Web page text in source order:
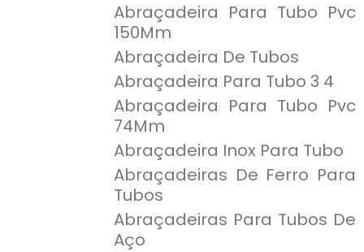
Abraçadeira Para Tubo Pvc
150Mm
Abraçadeira De Tubos
Abraçadeira Para Tubo 3 4
Abraçadeira Para Tubo Pvc
74Mm
Abraçadeira Inox Para Tubo
Abraçadeiras De Ferro Para
Tubos
Abraçadeiras Para Tubos De
Aço